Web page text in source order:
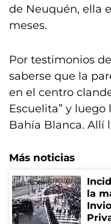
de Neuquén, ella
meses.
Por testimonios
saberse que la
en el centro
Escuelita” y luego
Bahía Blanca. Allí
Más noticias
la